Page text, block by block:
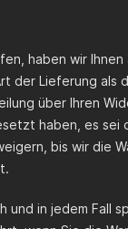
haben wir
der Lieferung
über Ihren
haben, es sei
bis wir die
und in jedem Fall